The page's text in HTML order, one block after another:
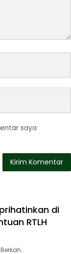
saya
di
RTLH